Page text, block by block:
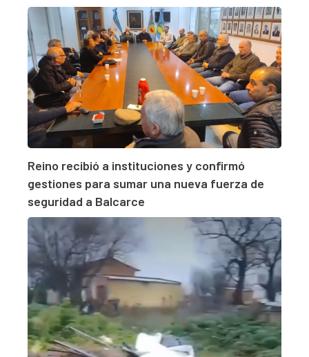
Reino recibió a instituciones y confirmó
gestiones para sumar una nueva fuerza de
seguridad a Balcarce